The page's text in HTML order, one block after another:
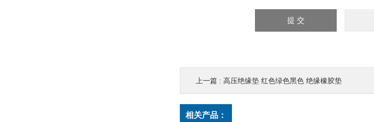
上一篇 : 高压绝缘垫 红色绿色黑色 绝缘橡胶垫
相关产品：